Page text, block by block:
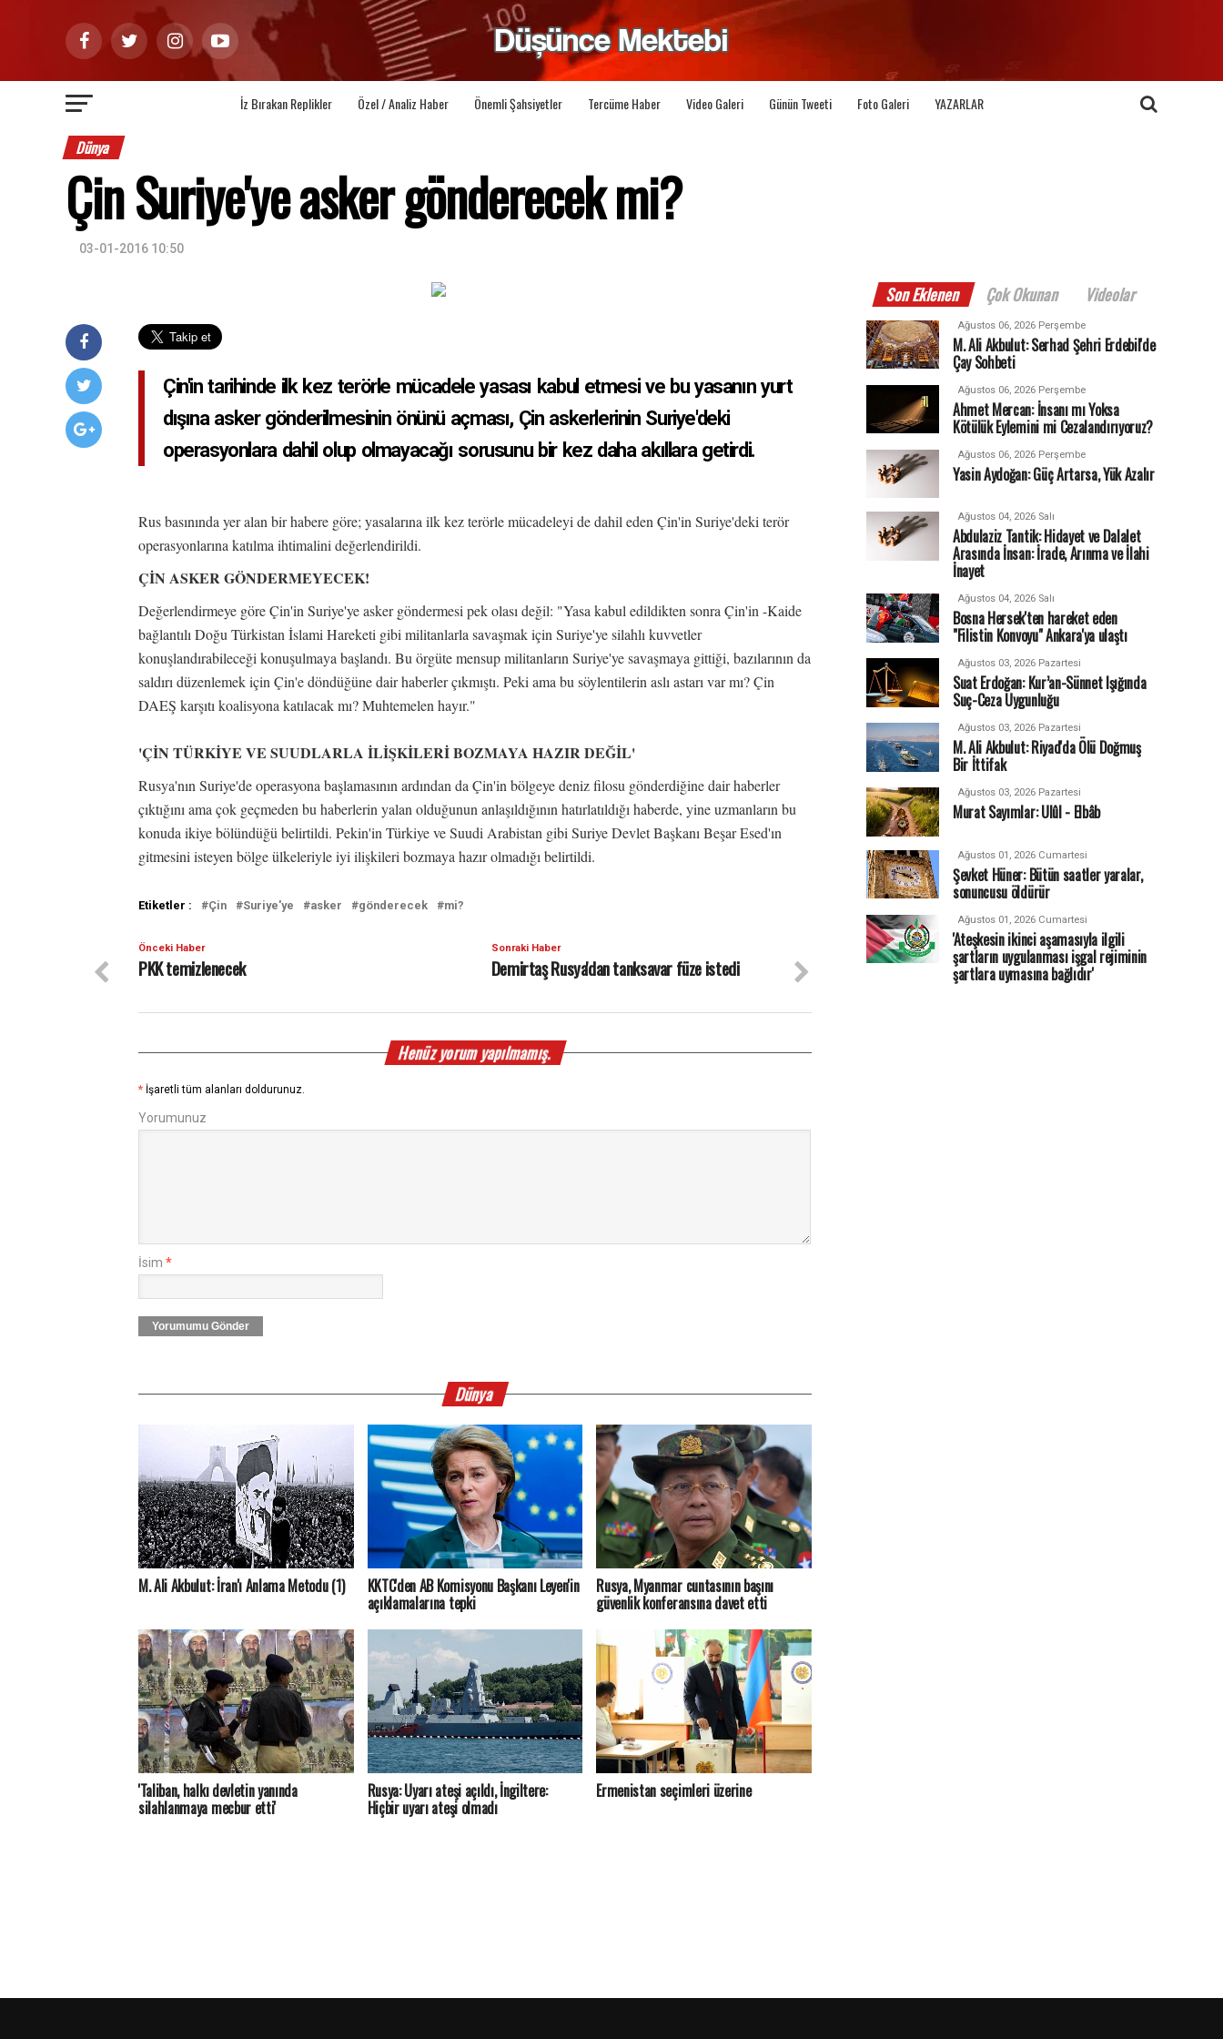
İz Bırakan Replikler Özel / Analiz Haber Önemli Şahsiyetler Tercüme Haber Video Galeri Günün Tweeti Foto Galeri YAZARLAR
Dünya
Çin Suriye'ye asker gönderecek mi?
03-01-2016 10:50
Çin'in tarihinde ilk kez terörle mücadele yasası kabul etmesi ve bu yasanın yurt
dışına asker gönderilmesinin önünü açması, Çin askerlerinin Suriye'deki
operasyonlara dahil olup olmayacağı sorusunu bir kez daha akıllara getirdi.
Rus basınında yer alan bir habere göre; yasalarına ilk kez terörle mücadeleyi de dahil eden Çin'in Suriye'deki terör
operasyonlarına katılma ihtimalini değerlendirildi.
ÇİN ASKER GÖNDERMEYECEK!
Değerlendirmeye göre Çin'in Suriye'ye asker göndermesi pek olası değil: "Yasa kabul edildikten sonra Çin'in -Kaide
bağlantılı Doğu Türkistan İslami Hareketi gibi militanlarla savaşmak için Suriye'ye silahlı kuvvetler
konuşlandırabileceği konuşulmaya başlandı. Bu örgüte mensup militanların Suriye'ye savaşmaya gittiği, bazılarının da
saldırı düzenlemek için Çin'e döndüğüne dair haberler çıkmıştı. Peki ama bu söylentilerin aslı astarı var mı? Çin
DAEŞ karşıtı koalisyona katılacak mı? Muhtemelen hayır."
'ÇİN TÜRKİYE VE SUUDLARLA İLİŞKİLERİ BOZMAYA HAZIR DEĞİL'
Rusya'nın Suriye'de operasyona başlamasının ardından da Çin'in bölgeye deniz filosu gönderdiğine dair haberler
çıktığını ama çok geçmeden bu haberlerin yalan olduğunun anlaşıldığının hatırlatıldığı haberde, yine uzmanların bu
konuda ikiye bölündüğü belirtildi. Pekin'in Türkiye ve Suudi Arabistan gibi Suriye Devlet Başkanı Beşar Esed'ın
gitmesini isteyen bölge ülkeleriyle iyi ilişkileri bozmaya hazır olmadığı belirtildi.
Etiketler : Çin Suriye'ye asker gönderecek mi?
Önceki Haber
PKK temizlenecek
Sonraki Haber
Demirtaş Rusya'dan tanksavar füze istedi
Henüz yorum yapılmamış.
* İşaretli tüm alanları doldurunuz.
Yorumunuz
İsim *
Yorumumu Gönder
Dünya
M. Ali Akbulut: İran'ı Anlama Metodu (1) KKTC'den AB Komisyonu Başkanı Leyen'in
açıklamalarına tepki
Rusya, Myanmar cuntasının başını
güvenlik konferansına davet etti
'Taliban, halkı devletin yanında
silahlanmaya mecbur etti'
Rusya: Uyarı ateşi açıldı, İngiltere:
Hiçbir uyarı ateşi olmadı
Ermenistan seçimleri üzerine
Son Eklenen Çok Okunan Videolar
Ağustos 06, 2026 Perşembe
M. Ali Akbulut: Serhad Şehri Erdebil'de
Çay Sohbeti
Ağustos 06, 2026 Perşembe
Ahmet Mercan: İnsanı mı Yoksa
Kötülük Eylemini mi Cezalandırıyoruz?
Ağustos 06, 2026 Perşembe
Yasin Aydoğan: Güç Artarsa, Yük Azalır
Ağustos 04, 2026 Salı
Abdulaziz Tantik: Hidayet ve Dalalet
Arasında İnsan: İrade, Arınma ve İlahi
İnayet
Ağustos 04, 2026 Salı
Bosna Hersek'ten hareket eden
"Filistin Konvoyu" Ankara'ya ulaştı
Ağustos 03, 2026 Pazartesi
Suat Erdoğan: Kur’an-Sünnet Işığında
Suç-Ceza Uygunluğu
Ağustos 03, 2026 Pazartesi
M. Ali Akbulut: Riyad'da Ölü Doğmuş
Bir İttifak
Ağustos 03, 2026 Pazartesi
Murat Sayımlar: Ulûl - Elbâb
Ağustos 01, 2026 Cumartesi
Şevket Hüner: Bütün saatler yaralar,
sonuncusu öldürür
Ağustos 01, 2026 Cumartesi
'Ateşkesin ikinci aşamasıyla ilgili
şartların uygulanması işgal rejiminin
şartlara uymasına bağlıdır'